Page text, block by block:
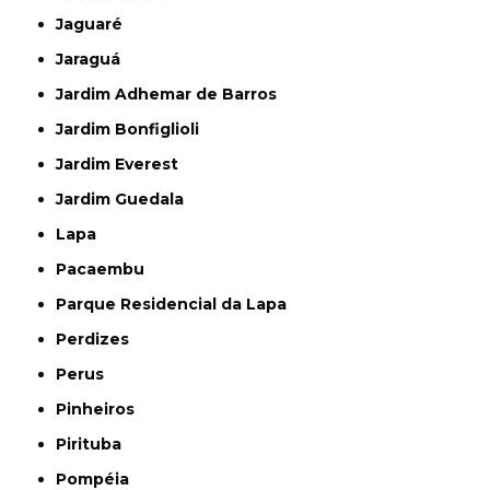
Jaguaré
Jaraguá
Jardim Adhemar de Barros
Jardim Bonfiglioli
Jardim Everest
Jardim Guedala
Lapa
Pacaembu
Parque Residencial da Lapa
Perdizes
Perus
Pinheiros
Pirituba
Pompéia